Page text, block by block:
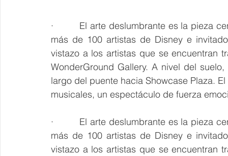
·         El arte deslumbrante es la pieza
más de 100 artistas de Disney e
vistazo a los artistas que se encuentran
WonderGround Gallery. A nivel del
largo del puente hacia Showcase Plaza.
musicales, un espectáculo de fuerza
·         El arte deslumbrante es la pieza
más de 100 artistas de Disney e
vistazo a los artistas que se encuentran